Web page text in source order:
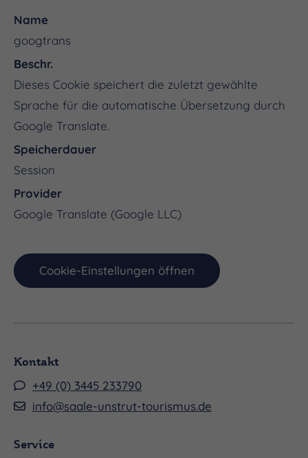
Name
googtrans
Beschr.
Dieses Cookie speichert die zuletzt gewählte
Sprache für die automatische Übersetzung durch
Google Translate.
Speicherdauer
Session
Provider
Google Translate (Google LLC)
Cookie-Einstellungen öffnen
Kontakt
+49 (0) 3445 233790
info@saale-unstrut-tourismus.de
Service